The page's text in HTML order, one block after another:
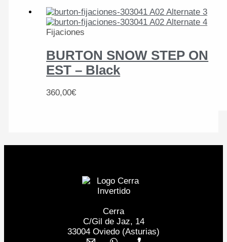
Fijaciones
BURTON SNOW STEP ON
EST – Black
360,00€
Cerra
C/Gil de Jaz, 14
33004 Oviedo (Asturias)